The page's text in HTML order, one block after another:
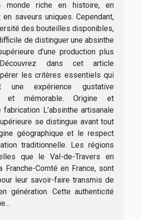
monde riche en histoire, en
saveurs uniques. Cependant,
des bouteilles disponibles,
de distinguer une absinthe
d'une production plus
dans cet article
les critères essentiels qui
une expérience gustative
et mémorable. Origine et
L’absinthe artisanale
se distingue avant tout
géographique et le respect
traditionnelle. Les régions
que le Val-de-Travers en
Franche-Comté en France, sont
leur savoir-faire transmis de
génération. Cette authenticité